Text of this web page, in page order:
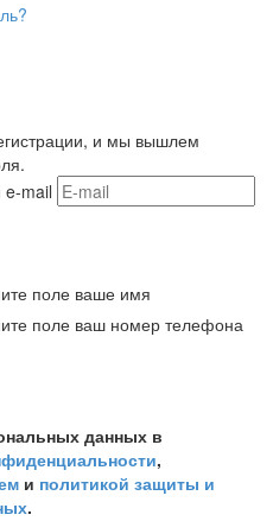
и мы вышлем
e-mail
поле ваше имя
поле ваш номер телефона
данных в
,
и политикой защиты и
.